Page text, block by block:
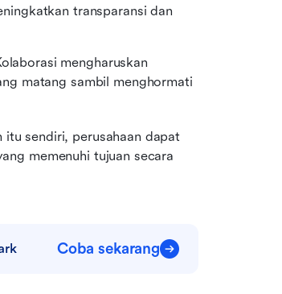
transparansi dan
mengharuskan
matang sambil menghormati
sendiri, perusahaan dapat
memenuhi tujuan secara
Coba sekarang